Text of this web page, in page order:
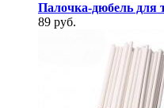
Палочка-дюбель для
89 руб.